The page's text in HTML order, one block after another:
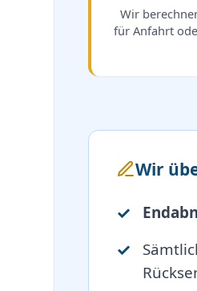
Wir
für Anfahrt
Wir